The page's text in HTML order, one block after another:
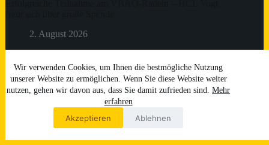
Wir verwenden Cookies, um Ihnen die bestmögliche Nutzung
unserer Website zu ermöglichen. Wenn Sie diese Website weiter
nutzen, gehen wir davon aus, dass Sie damit zufrieden sind.Mehr
erfahren
Akzeptieren Ablehnen
2. August 2026
Passender Workout zum Ende der Ferien gesucht?
24. Juli 2026
Impressum Datenschutz